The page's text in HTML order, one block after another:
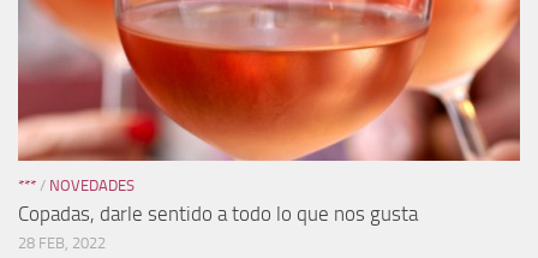
*** / NOVEDADES
Copadas, darle sentido a todo lo que nos gusta
28 FEB, 2022